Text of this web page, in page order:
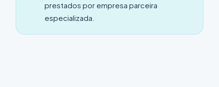
prestados por empresa parceira
especializada.